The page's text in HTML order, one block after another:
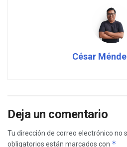
César
Deja un comentario
Tu dirección de correo electrónico no
obligatorios están marcados con *